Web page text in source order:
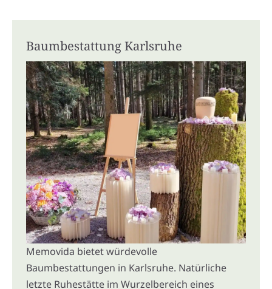
Baumbestattung Karlsruhe
Memovida bietet würdevolle
Baumbestattungen in Karlsruhe. Natürliche
letzte Ruhestätte im Wurzelbereich eines